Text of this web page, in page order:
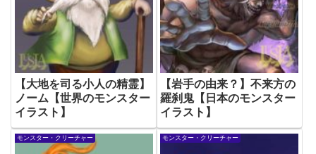
【大地を司る小人の精霊】
ノーム【世界のモンスター
イラスト】
【岩手の由来？】不来方の
羅刹鬼【日本のモンスター
イラスト】
モンスター・クリーチャー モンスター・クリーチャー